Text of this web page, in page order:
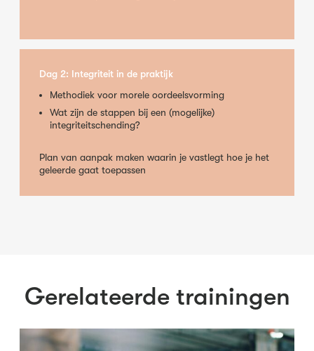
Dag 2: Integriteit in de praktijk
Methodiek voor morele oordeelsvorming
Wat zijn de stappen bij een (mogelijke)
integriteitschending?
Plan van aanpak maken waarin je vastlegt hoe je het
geleerde gaat toepassen
Gerelateerde trainingen